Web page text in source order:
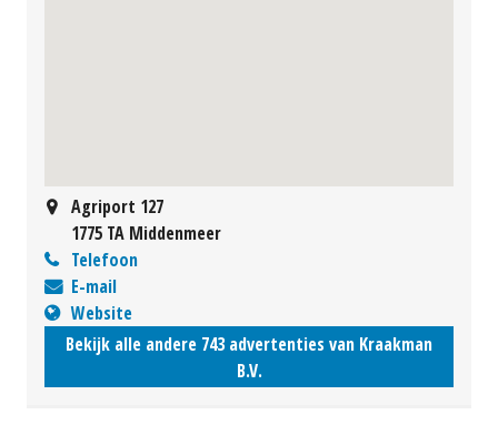
Agriport 127
1775 TA Middenmeer
Telefoon
E-mail
Website
Bekijk alle andere 743 advertenties van Kraakman
B.V.